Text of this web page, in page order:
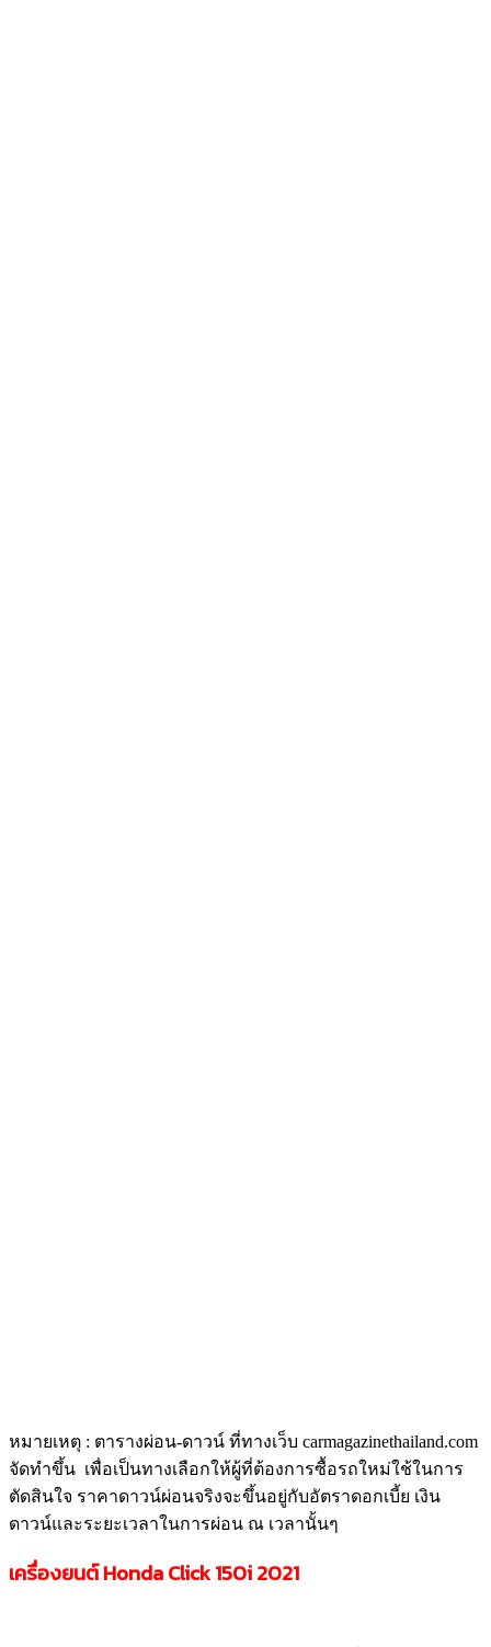
หมายเหตุ : ตารางผ่อน-ดาวน์ ที่ทางเว็บ carmagazinethailand.com
จัดทำขึ้น เพื่อเป็นทางเลือกให้ผู้ที่ต้องการซื้อรถใหม่ใช้ในการ
ตัดสินใจ ราคาดาวน์ผ่อนจริงจะขึ้นอยู่กับอัตราดอกเบี้ย เงิน
ดาวน์และระยะเวลาในการผ่อน ณ เวลานั้นๆ
เครื่องยนต์ Honda Click150i2021